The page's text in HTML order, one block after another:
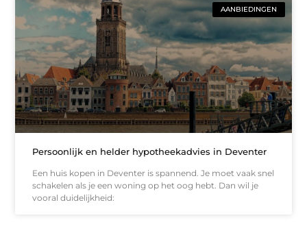
AANBIEDINGEN
Persoonlijk en helder hypotheekadvies in Deventer
Een huis kopen in Deventer is spannend. Je moet vaak snel
schakelen als je een woning op het oog hebt. Dan wil je
vooral duidelijkheid: